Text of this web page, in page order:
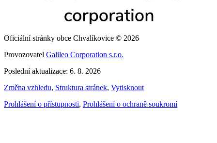
Oficiální stránky obce Chvalíkovice © 2026
Provozovatel Galileo Corporation s.r.o.
Poslední aktualizace: 6. 8. 2026
Změna vzhledu, Struktura stránek, Vytisknout
Prohlášení o přístupnosti, Prohlášení o ochraně soukromí